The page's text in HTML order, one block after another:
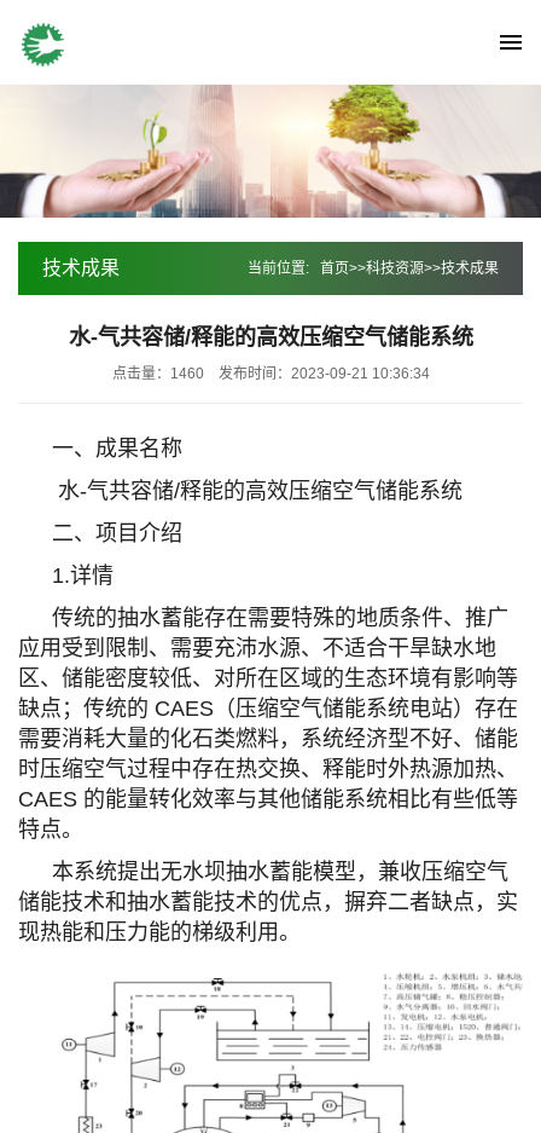
技术成果 当前位置: 首页>>科技资源>>技术成果
水-气共容储/释能的高效压缩空气储能系统
点击量：1460 发布时间：2023-09-21 10:36:34
一、成果名称
水-气共容储/释能的高效压缩空气储能系统
二、项目介绍
1.详情
传统的抽水蓄能存在需要特殊的地质条件、推广
应用受到限制、需要充沛水源、不适合干旱缺水地
区、储能密度较低、对所在区域的生态环境有影响等
缺点；传统的 CAES（压缩空气储能系统电站）存在
需要消耗大量的化石类燃料，系统经济型不好、储能
时压缩空气过程中存在热交换、释能时外热源加热、
CAES 的能量转化效率与其他储能系统相比有些低等
特点。
本系统提出无水坝抽水蓄能模型，兼收压缩空气
储能技术和抽水蓄能技术的优点，摒弃二者缺点，实
现热能和压力能的梯级利用。